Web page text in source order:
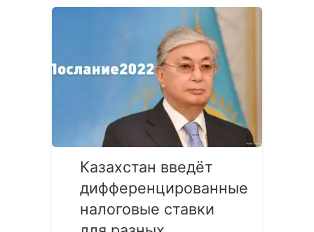
Казахстан введёт
дифференцированные
налоговые ставки